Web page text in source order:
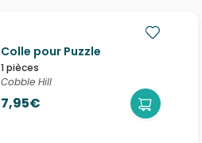
Colle pour Puzzle
1 pièces
Cobble Hill
7,95€